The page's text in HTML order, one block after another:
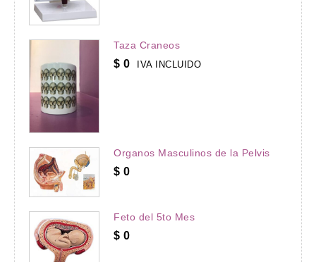
Taza Craneos
$ 0 IVA INCLUIDO
Organos Masculinos de la Pelvis
$ 0
Feto del 5to Mes
$ 0